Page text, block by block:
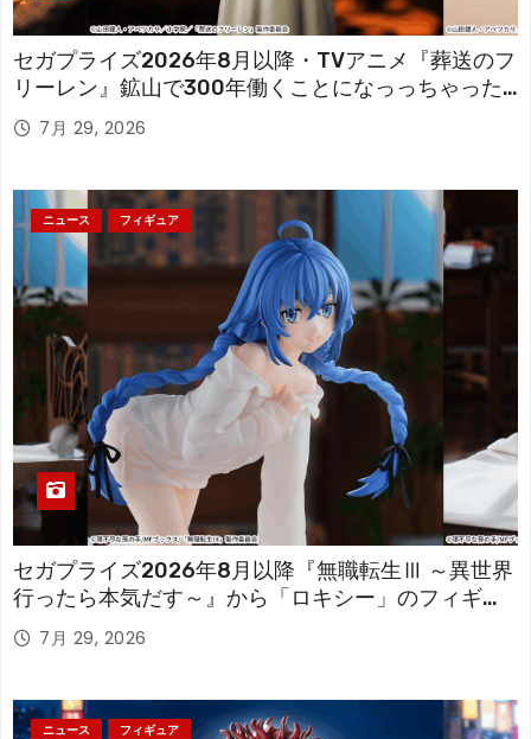
セガプライズ2026年8月以降・TVアニメ『葬送のフ
リーレン』鉱山で300年働くことになっっちゃった
「フリーレン」を立体化！
7月 29, 2026
ニュース フィギュア
セガプライズ2026年8月以降『無職転生Ⅲ ～異世界
行ったら本気だす～』から「ロキシー」のフィギュ
アが登場！
7月 29, 2026
ニュース フィギュア